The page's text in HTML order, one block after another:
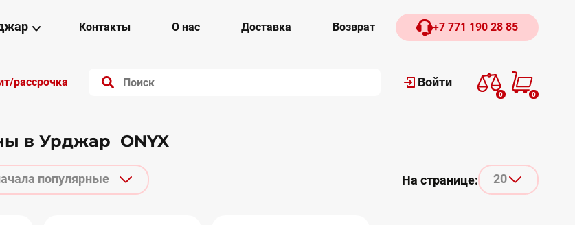
Контакты О нас Доставка Возврат +7 771 190 28 85
рассрочка Войти
0 0
в Урджар ONYX
популярные На странице: 20